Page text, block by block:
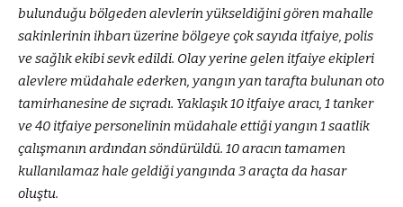
bulunduğu bölgeden alevlerin yükseldiğini gören mahalle
sakinlerinin ihbarı üzerine bölgeye çok sayıda itfaiye, polis
ve sağlık ekibi sevk edildi. Olay yerine gelen itfaiye ekipleri
alevlere müdahale ederken, yangın yan tarafta bulunan oto
tamirhanesine de sıçradı. Yaklaşık 10 itfaiye aracı, 1 tanker
ve 40 itfaiye personelinin müdahale ettiği yangın 1 saatlik
çalışmanın ardından söndürüldü. 10 aracın tamamen
kullanılamaz hale geldiği yangında 3 araçta da hasar
oluştu.